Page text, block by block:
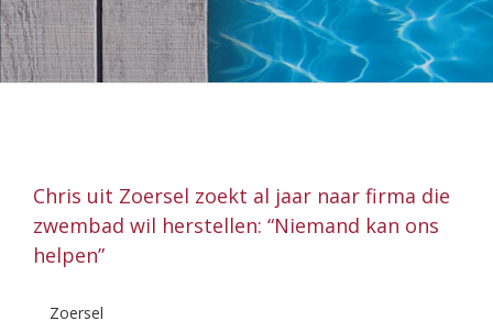
Chris uit Zoersel zoekt al jaar naar firma die
zwembad wil herstellen: “Niemand kan ons
helpen”
Zoersel